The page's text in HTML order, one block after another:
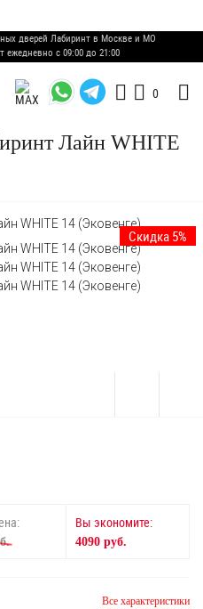
дверей Лабиринт в Москве и МО
ежедневно с 09:00 до 21:00
0
Лайн WHITE
Скидка 5%
Вы экономите:
4090 руб.
Все характеристики